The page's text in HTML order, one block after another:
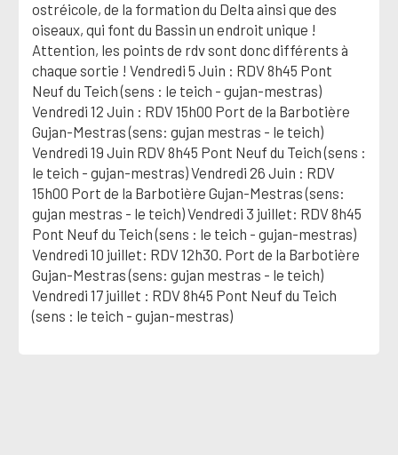
ostréicole, de la formation du Delta ainsi que des
oiseaux, qui font du Bassin un endroit unique !
Attention, les points de rdv sont donc différents à
chaque sortie ! Vendredi 5 Juin : RDV 8h45 Pont
Neuf du Teich (sens : le teich - gujan-mestras)
Vendredi 12 Juin : RDV 15h00 Port de la Barbotière
Gujan-Mestras (sens: gujan mestras - le teich)
Vendredi 19 Juin RDV 8h45 Pont Neuf du Teich (sens :
le teich - gujan-mestras) Vendredi 26 Juin : RDV
15h00 Port de la Barbotière Gujan-Mestras (sens:
gujan mestras - le teich) Vendredi 3 juillet: RDV 8h45
Pont Neuf du Teich (sens : le teich - gujan-mestras)
Vendredi 10 juillet: RDV 12h30. Port de la Barbotière
Gujan-Mestras (sens: gujan mestras - le teich)
Vendredi 17 juillet : RDV 8h45 Pont Neuf du Teich
(sens : le teich - gujan-mestras)